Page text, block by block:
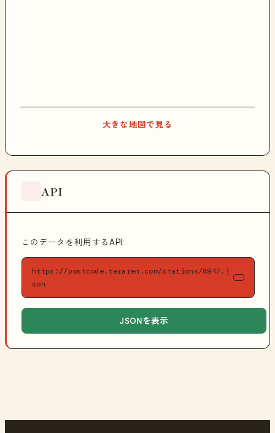
大きな地図で見る
API
このデータを利用するAPI:
https://postcode.teraren.com/stations/8947.j
son
JSONを表示